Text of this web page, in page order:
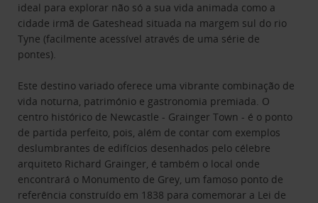
ideal para explorar não só a sua vida animada como a
cidade irmã de Gateshead situada na margem sul do rio
Tyne (facilmente acessível através de uma série de
pontes).
Este destino variado oferece uma vibrante combinação de
vida noturna, património e gastronomia premiada. O
centro histórico de Newcastle - Grainger Town - é o ponto
de partida perfeito, pois, além de contar com exemplos
deslumbrantes de edifícios desenhados pelo célebre
arquiteto Richard Grainger, é também o local onde
encontrará o Monumento de Grey, um famoso ponto de
referência construído em 1838 para comemorar a Lei de